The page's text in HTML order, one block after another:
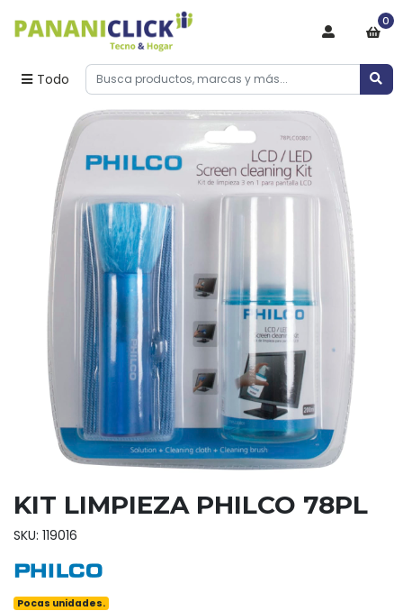
Todo
0
KIT LIMPIEZA PHILCO 78PL
SKU: 119016
Pocas unidades.